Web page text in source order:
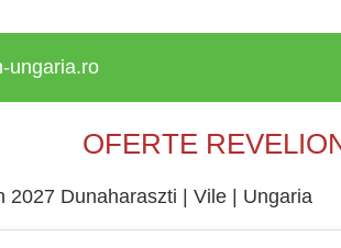
ungaria.ro
OFERTE
2027 Dunaharaszti | Vile | Ungaria